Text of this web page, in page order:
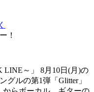
！
LINE～」 8月10日(月)の
グルの第1弾「Glitter」